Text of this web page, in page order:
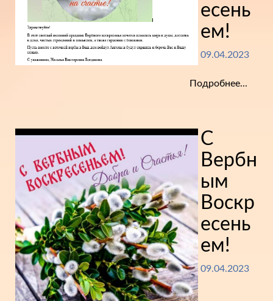
есень
ем!
09.04.2023
Подробнее...
С
Вербн
ым
Воскр
есень
ем!
09.04.2023